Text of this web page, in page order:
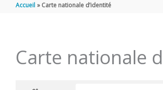
MAZERAY
Accueil Carte nationale d’identité
Carte nationale